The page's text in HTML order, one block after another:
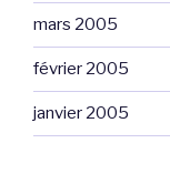
mars 2005
février 2005
janvier 2005